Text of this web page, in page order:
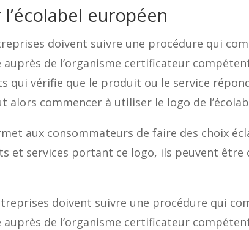
européen
doivent suivre une procédure qui
de l’organisme certificateur
qui vérifie que le produit ou le service
alors commencer à utiliser le logo de
aux consommateurs de faire des choix
et services portant ce logo, ils peuvent
doivent suivre une procédure qui
de l’organisme certificateur